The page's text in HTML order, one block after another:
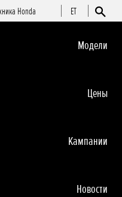
Honda ET
Moдeли
Цeны
Кампании
Новocти